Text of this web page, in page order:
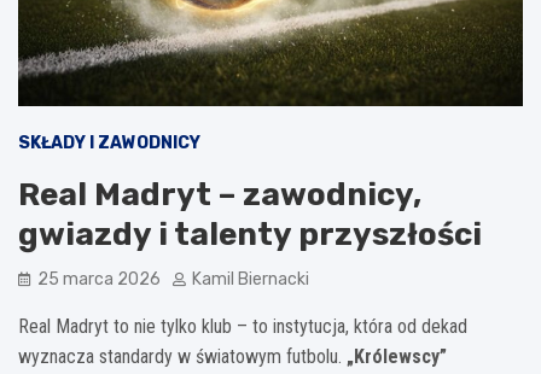
SKŁADY I ZAWODNICY
Real Madryt – zawodnicy,
gwiazdy i talenty przyszłości
25 marca 2026 Kamil Biernacki
Real Madryt to nie tylko klub – to instytucja, która od dekad
wyznacza standardy w światowym futbolu. „Królewscy”